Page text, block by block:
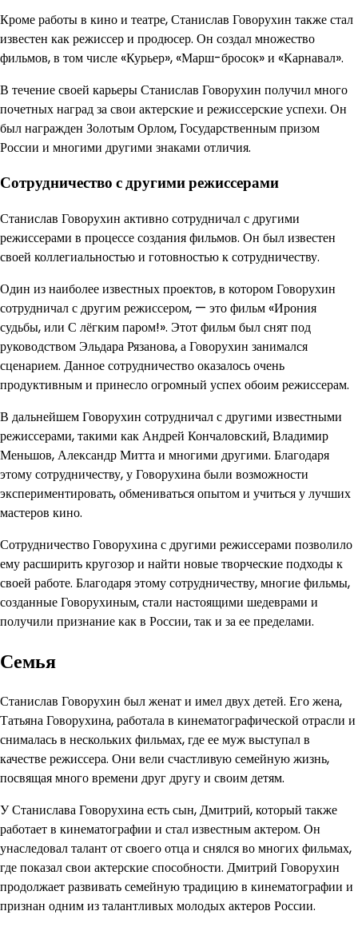
Кроме работы в кино и театре, Станислав Говорухин также стал
известен как режиссер и продюсер. Он создал множество
фильмов, в том числе «Курьер», «Марш-бросок» и «Карнавал».
В течение своей карьеры Станислав Говорухин получил много
почетных наград за свои актерские и режиссерские успехи. Он
был награжден Золотым Орлом, Государственным призом
России и многими другими знаками отличия.
Сотрудничество с другими режиссерами
Станислав Говорухин активно сотрудничал с другими
режиссерами в процессе создания фильмов. Он был известен
своей коллегиальностью и готовностью к сотрудничеству.
Один из наиболее известных проектов, в котором Говорухин
сотрудничал с другим режиссером, — это фильм «Ирония
судьбы, или С лёгким паром!». Этот фильм был снят под
руководством Эльдара Рязанова, а Говорухин занимался
сценарием. Данное сотрудничество оказалось очень
продуктивным и принесло огромный успех обоим режиссерам.
В дальнейшем Говорухин сотрудничал с другими известными
режиссерами, такими как Андрей Кончаловский, Владимир
Меньшов, Александр Митта и многими другими. Благодаря
этому сотрудничеству, у Говорухина были возможности
экспериментировать, обмениваться опытом и учиться у лучших
мастеров кино.
Сотрудничество Говорухина с другими режиссерами позволило
ему расширить кругозор и найти новые творческие подходы к
своей работе. Благодаря этому сотрудничеству, многие фильмы,
созданные Говорухиным, стали настоящими шедеврами и
получили признание как в России, так и за ее пределами.
Семья
Станислав Говорухин был женат и имел двух детей. Его жена,
Татьяна Говорухина, работала в кинематографической отрасли и
снималась в нескольких фильмах, где ее муж выступал в
качестве режиссера. Они вели счастливую семейную жизнь,
посвящая много времени друг другу и своим детям.
У Станислава Говорухина есть сын, Дмитрий, который также
работает в кинематографии и стал известным актером. Он
унаследовал талант от своего отца и снялся во многих фильмах,
где показал свои актерские способности. Дмитрий Говорухин
продолжает развивать семейную традицию в кинематографии и
признан одним из талантливых молодых актеров России.